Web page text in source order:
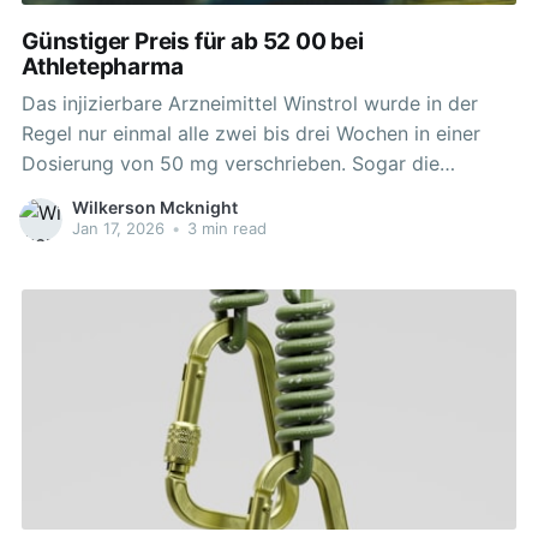
Günstiger Preis für ab 52 00 bei
Athletepharma
Das injizierbare Arzneimittel Winstrol wurde in der
Regel nur einmal alle zwei bis drei Wochen in einer
Dosierung von 50 mg verschrieben. Sogar die
injizierbare Zubereitung von Stanozolol hat sehr
negative Auswirkungen auf den Cholesterinspiegel im
Wilkerson Mcknight
Jan 17, 2026 • 3 min read